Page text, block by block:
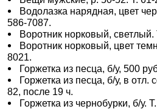
Водолазка нарядная, цвет
586-7087.
Воротник норковый, светлый.
Воротник норковый, цвет
8021.
Горжетка из песца, б/у, 500
Горжетка из песца, б/у, в отл.
82, после 19 ч.
Горжетка из чернобурки, б/у.